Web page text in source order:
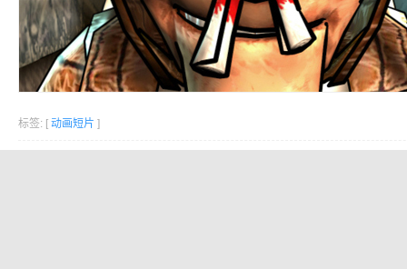
标签: [ 动画短片 ]